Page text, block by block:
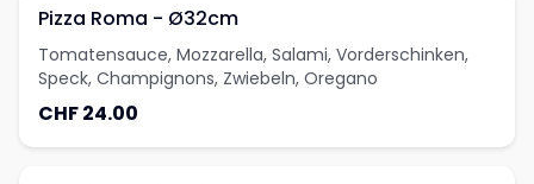
Pizza Roma - Ø32cm
Tomatensauce, Mozzarella, Salami, Vorderschinken,
Speck, Champignons, Zwiebeln, Oregano
CHF 24.00